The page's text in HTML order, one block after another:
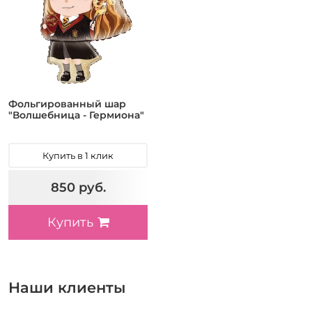
Фольгированный шар
"Волшебница - Гермиона"
Купить в 1 клик
850 руб.
Купить
Наши клиенты